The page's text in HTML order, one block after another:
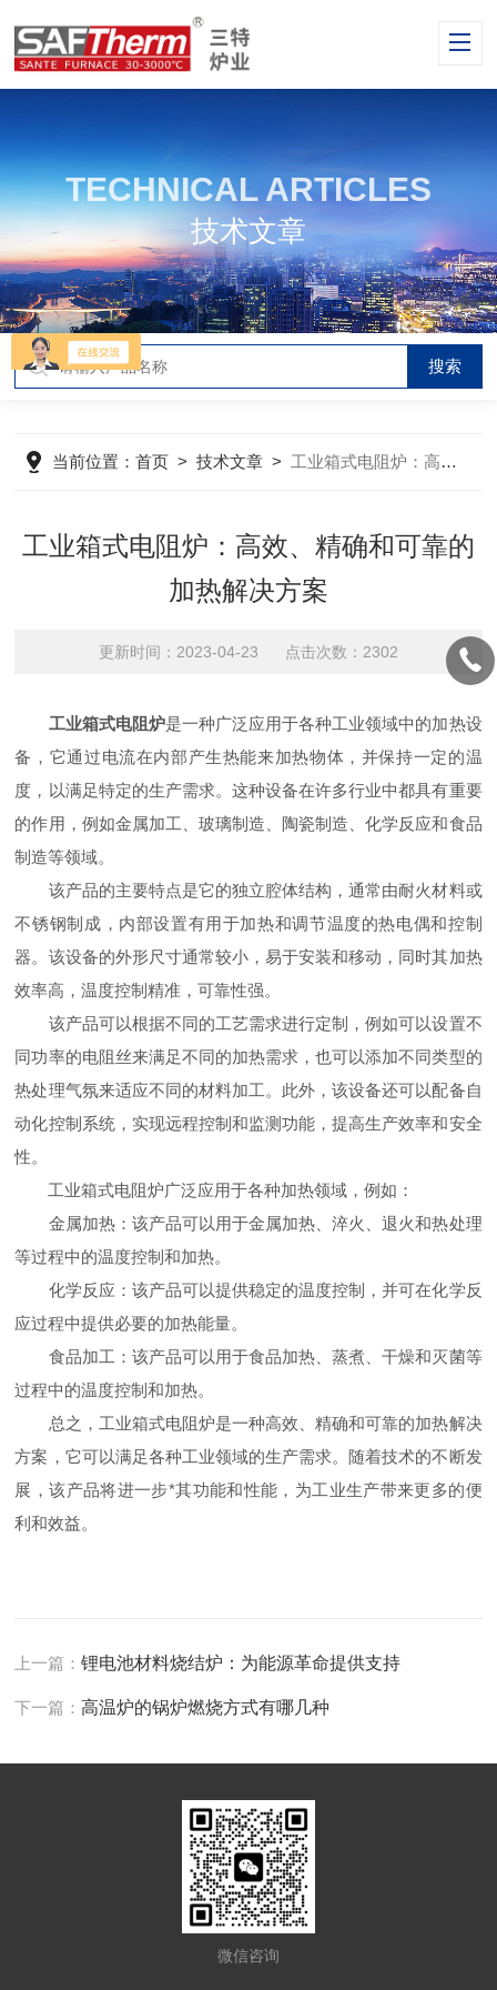
TECHNICAL ARTICLES
技术文章
当前位置：首页 >技术文章 > 工业箱式电阻炉：高效、精确和可靠的加热解决方案
工业箱式电阻炉：高效、精确和可靠的
加热解决方案
更新时间：2023-04-23 点击次数：2302
工业箱式电阻炉是一种广泛应用于各种工业领域中的加热设
备，它通过电流在内部产生热能来加热物体，并保持一定的温
度，以满足特定的生产需求。这种设备在许多行业中都具有重要
的作用，例如金属加工、玻璃制造、陶瓷制造、化学反应和食品
制造等领域。
该产品的主要特点是它的独立腔体结构，通常由耐火材料或
不锈钢制成，内部设置有用于加热和调节温度的热电偶和控制
器。该设备的外形尺寸通常较小，易于安装和移动，同时其加热
效率高，温度控制精准，可靠性强。
该产品可以根据不同的工艺需求进行定制，例如可以设置不
同功率的电阻丝来满足不同的加热需求，也可以添加不同类型的
热处理气氛来适应不同的材料加工。此外，该设备还可以配备自
动化控制系统，实现远程控制和监测功能，提高生产效率和安全
性。
工业箱式电阻炉广泛应用于各种加热领域，例如：
金属加热：该产品可以用于金属加热、淬火、退火和热处理
等过程中的温度控制和加热。
化学反应：该产品可以提供稳定的温度控制，并可在化学反
应过程中提供必要的加热能量。
食品加工：该产品可以用于食品加热、蒸煮、干燥和灭菌等
过程中的温度控制和加热。
总之，工业箱式电阻炉是一种高效、精确和可靠的加热解决
方案，它可以满足各种工业领域的生产需求。随着技术的不断发
展，该产品将进一步*其功能和性能，为工业生产带来更多的便
利和效益。
上一篇：锂电池材料烧结炉：为能源革命提供支持
下一篇：高温炉的锅炉燃烧方式有哪几种
微信咨询